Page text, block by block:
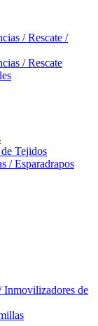
/ Rescate /
/ Rescate
Tejidos
/ Esparadrapos
Inmovilizadores de